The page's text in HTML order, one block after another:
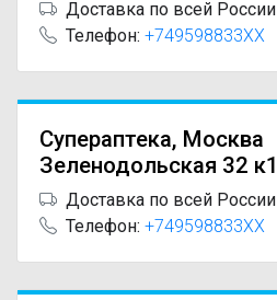
Доставка по всей России
Телефон: +749598833XX
Супераптека, Москва
Зеленодольская 32 к1
Доставка по всей России
Телефон: +749598833XX